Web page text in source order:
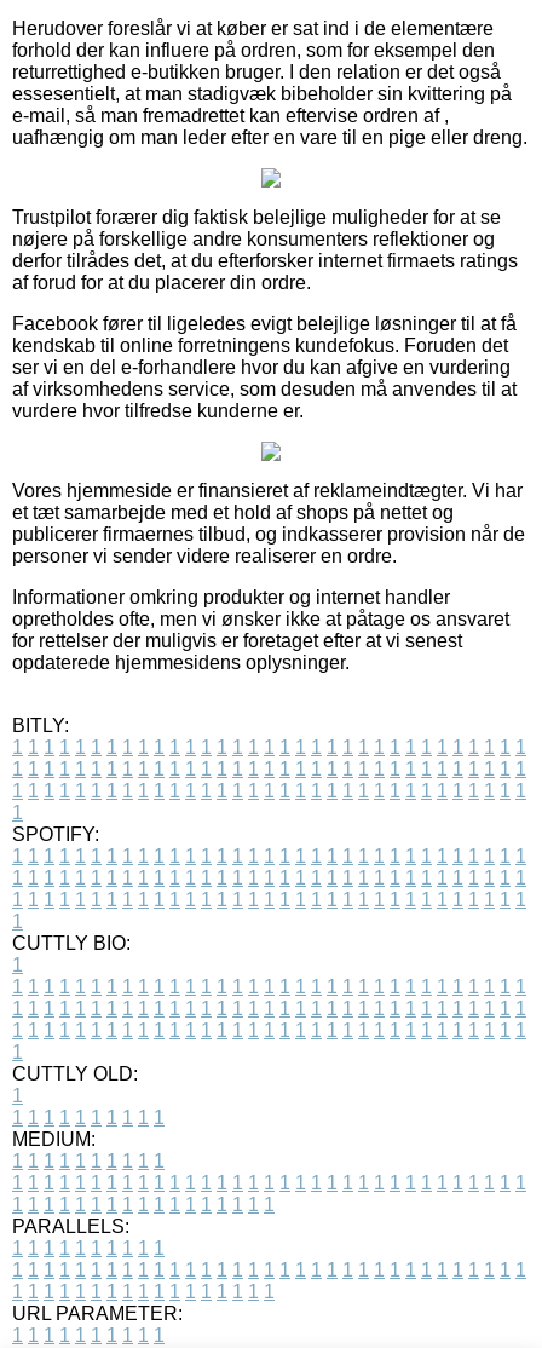
Herudover foreslår vi at køber er sat ind i de elementære
forhold der kan influere på ordren, som for eksempel den
returrettighed e-butikken bruger. I den relation er det også
essesentielt, at man stadigvæk bibeholder sin kvittering på
e-mail, så man fremadrettet kan eftervise ordren af ,
uafhængig om man leder efter en vare til en pige eller dreng.
Trustpilot forærer dig faktisk belejlige muligheder for at se
nøjere på forskellige andre konsumenters reflektioner og
derfor tilrådes det, at du efterforsker internet firmaets ratings
af forud for at du placerer din ordre.
Facebook fører til ligeledes evigt belejlige løsninger til at få
kendskab til online forretningens kundefokus. Foruden det
ser vi en del e-forhandlere hvor du kan afgive en vurdering
af virksomhedens service, som desuden må anvendes til at
vurdere hvor tilfredse kunderne er.
Vores hjemmeside er finansieret af reklameindtægter. Vi har
et tæt samarbejde med et hold af shops på nettet og
publicerer firmaernes tilbud, og indkasserer provision når de
personer vi sender videre realiserer en ordre.
Informationer omkring produkter og internet handler
opretholdes ofte, men vi ønsker ikke at påtage os ansvaret
for rettelser der muligvis er foretaget efter at vi senest
opdaterede hjemmesidens oplysninger.
BITLY:
1 1 1 1 1 1 1 1 1 1 1 1 1 1 1 1 1 1 1 1 1 1 1 1 1 1 1 1 1 1 1 1 1
1 1 1 1 1 1 1 1 1 1 1 1 1 1 1 1 1 1 1 1 1 1 1 1 1 1 1 1 1 1 1 1 1
1 1 1 1 1 1 1 1 1 1 1 1 1 1 1 1 1 1 1 1 1 1 1 1 1 1 1 1 1 1 1 1 1
1
SPOTIFY:
1 1 1 1 1 1 1 1 1 1 1 1 1 1 1 1 1 1 1 1 1 1 1 1 1 1 1 1 1 1 1 1 1
1 1 1 1 1 1 1 1 1 1 1 1 1 1 1 1 1 1 1 1 1 1 1 1 1 1 1 1 1 1 1 1 1
1 1 1 1 1 1 1 1 1 1 1 1 1 1 1 1 1 1 1 1 1 1 1 1 1 1 1 1 1 1 1 1 1
1
CUTTLY BIO:
1
1 1 1 1 1 1 1 1 1 1 1 1 1 1 1 1 1 1 1 1 1 1 1 1 1 1 1 1 1 1 1 1 1
1 1 1 1 1 1 1 1 1 1 1 1 1 1 1 1 1 1 1 1 1 1 1 1 1 1 1 1 1 1 1 1 1
1 1 1 1 1 1 1 1 1 1 1 1 1 1 1 1 1 1 1 1 1 1 1 1 1 1 1 1 1 1 1 1 1
1
CUTTLY OLD:
1
1 1 1 1 1 1 1 1 1 1
MEDIUM:
1 1 1 1 1 1 1 1 1 1
1 1 1 1 1 1 1 1 1 1 1 1 1 1 1 1 1 1 1 1 1 1 1 1 1 1 1 1 1 1 1 1 1
1 1 1 1 1 1 1 1 1 1 1 1 1 1 1 1 1
PARALLELS:
1 1 1 1 1 1 1 1 1 1
1 1 1 1 1 1 1 1 1 1 1 1 1 1 1 1 1 1 1 1 1 1 1 1 1 1 1 1 1 1 1 1 1
1 1 1 1 1 1 1 1 1 1 1 1 1 1 1 1 1
URL PARAMETER:
1 1 1 1 1 1 1 1 1 1